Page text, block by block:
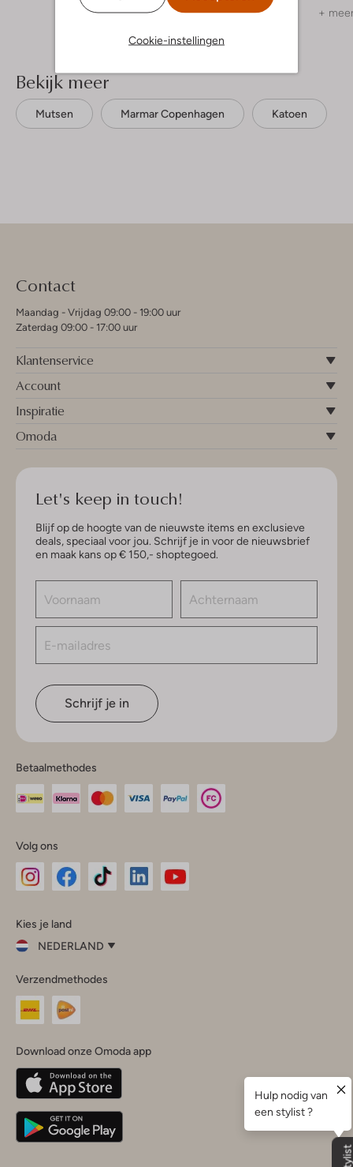
Cookie-instellingen
+
Bekijk meer
Mutsen Marmar Copenhagen Katoen
Contact
Maandag - Vrijdag 09:00 - 19:00 uur
Zaterdag 09:00 - 17:00 uur
Klantenservice
Account
Inspiratie
Omoda
Let's keep in touch!
Blijf op de hoogte van de nieuwste items en exclusieve
deals, speciaal voor jou. Schrijf je in voor de nieuwsbrief
en maak kans op € 150,- shoptegoed.
Schrijf je in
Betaalmethodes
Volg ons
InstagramFacebook
Kies je land
NEDERLAND
je
land
Nederland
Belgique(Français)
Deutschland
Verzendmethodes
Download onze Omoda app